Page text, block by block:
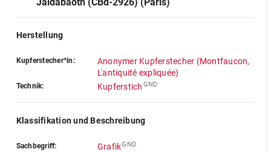
Herstellung
Kupferstecher*in:
Anonymer Kupferstecher (Montfaucon,
L'antiquité expliquée)
Technik: Kupferstich GND
Klassifikation und Beschreibung
Sachbegriff: GrafikGND